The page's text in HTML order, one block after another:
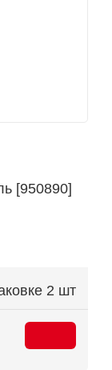
[950890]
2 шт